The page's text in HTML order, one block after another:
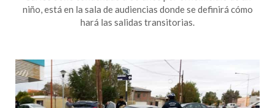
niño, está en la sala de audiencias donde se definirá cómo
hará las salidas transitorias.